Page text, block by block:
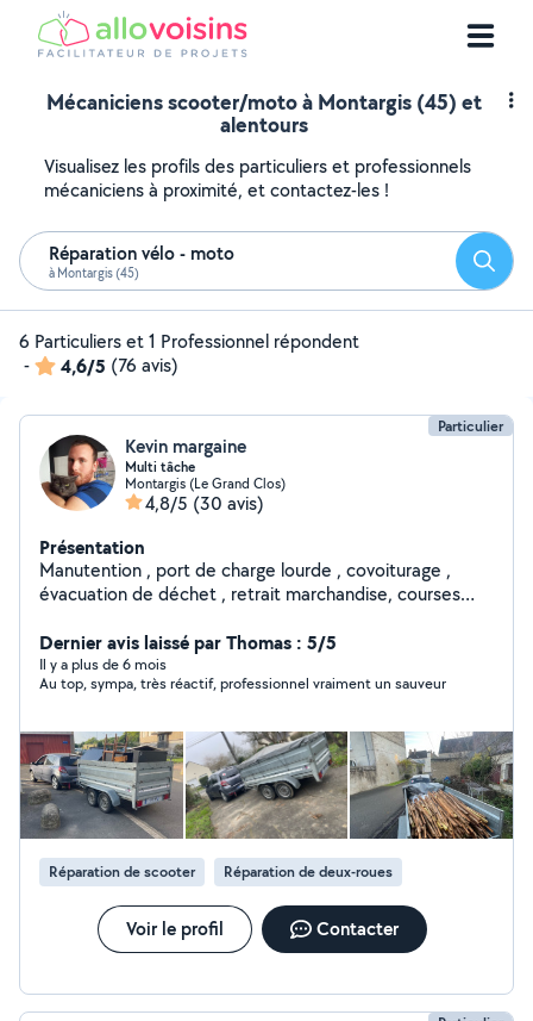
Mécaniciens scooter/moto à Montargis (45) et
alentours
Visualisez les profils des particuliers et professionnels
mécaniciens à proximité, et contactez-les !
Réparation vélo - moto
à Montargis (45)
6 Particuliers et 1 Professionnel répondent
-
4,6/5 (76 avis)
Particulier
Kevin margaine
Multi tâche
Montargis (Le Grand Clos)
4,8/5 (30 avis)
Présentation
Manutention , port de charge lourde , covoiturage ,
évacuation de déchet , retrait marchandise, courses
Moteur . Pour toute autre demande je reste joignable .
Tel: zéro 6 vingt 6 trente 5 zéro 5 quatre-vingt quatorze
pour me joindre ( car limite de 4 réponse par mois sur
Dernier avis laissé par Thomas : 5/5
Il y a plus de 6 mois
Au top, sympa, très réactif, professionnel vraiment un sauveur
Réparation de scooter Réparation de deux-roues
Voir le profil Contacter